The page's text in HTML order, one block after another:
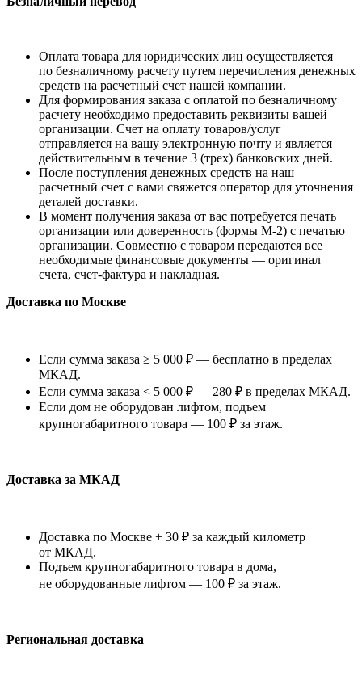
Оплата товара для юридических лиц осуществляется
по безналичному расчету путем перечисления денежных
средств на расчетный счет нашей компании.
Для формирования заказа с оплатой по безналичному
расчету необходимо предоставить реквизиты вашей
организации. Счет на оплату товаров/услуг
отправляется на вашу электронную почту и является
действительным в течение 3 (трех) банковских дней.
После поступления денежных средств на наш
расчетный счет с вами свяжется оператор для уточнения
деталей доставки.
В момент получения заказа от вас потребуется печать
организации или доверенность (формы М-2) с печатью
организации. Совместно с товаром передаются все
необходимые финансовые документы — оригинал
счета, счет-фактура и накладная.
Доставка по Москве
Если сумма заказа ≥ 5 000 ₽ — бесплатно в пределах
МКАД.
Если сумма заказа < 5 000 ₽ — 280 ₽ в пределах МКАД.
Если дом не оборудован лифтом, подъем
крупногабаритного товара — 100 ₽ за этаж.
Доставка за МКАД
Доставка по Москве + 30 ₽ за каждый километр
от МКАД.
Подъем крупногабаритного товара в дома,
не оборудованные лифтом — 100 ₽ за этаж.
Региональная доставка